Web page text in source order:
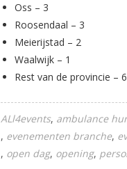
Oss – 3
Roosendaal – 3
Meierijstad – 2
Waalwijk – 1
Rest van de provincie –
ALl4events ambulance
evenementen branche
open dag opening